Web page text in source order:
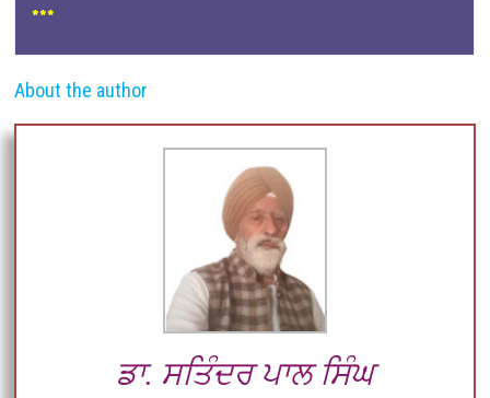
***
About the author
ਡਾ. ਸਤਿੰਦਰ ਪਾਲ ਸਿੰਘ